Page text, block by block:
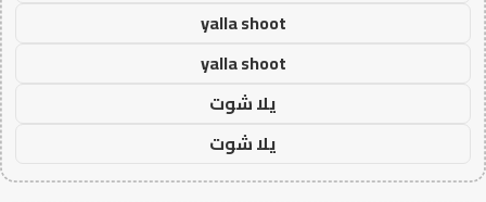
yalla shoot
yalla shoot
يلا شوت
يلا شوت